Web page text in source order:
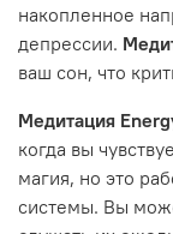
накопленное
депрессии.
ваш сон, что
Медитация
когда вы
магия, но это
системы. Вы